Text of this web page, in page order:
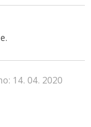
14. 04. 2020